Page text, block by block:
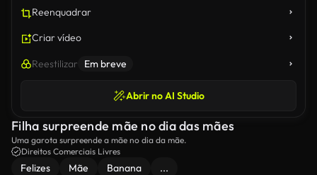
Reenquadrar
Criar vídeo
Reestilizar Em breve
Abrir no AI Studio
Filha surpreende mãe no dia das mães
Uma garota surpreende a mãe no dia da mãe.
Direitos Comerciais Livres
Felizes Mãe Banana ...